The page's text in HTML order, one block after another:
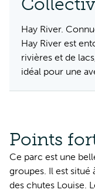
Hay River.
Hay River est
rivières et de
idéal pour une
Points
Ce parc est une
groupes. Il est situé
des chutes Louise.